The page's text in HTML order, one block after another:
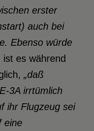
erster
auch bei
Ebenso würde
es während
„daß
3A irrtümlich
ihr Flugzeug sei
eine